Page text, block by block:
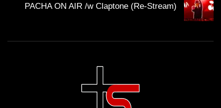
PACHA ON AIR /w Claptone (Re-Stream)